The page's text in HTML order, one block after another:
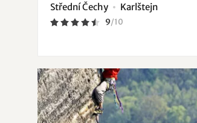
Střední Čechy Karlštejn
9/10